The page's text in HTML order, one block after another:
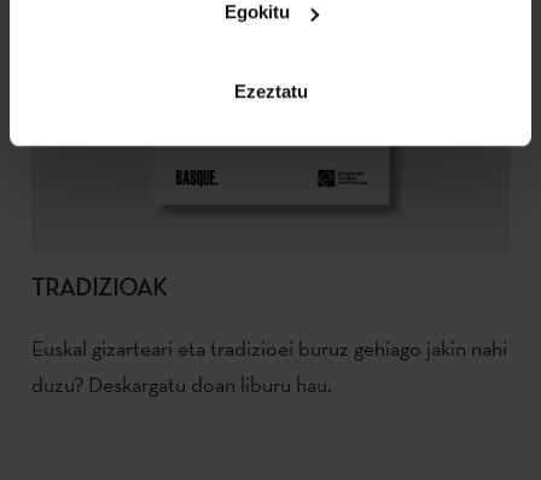
Egokitu
Ezeztatu
TRADIZIOAK
Euskal gizarteari eta tradizioei buruz gehiago jakin nahi
duzu? Deskargatu doan liburu hau.